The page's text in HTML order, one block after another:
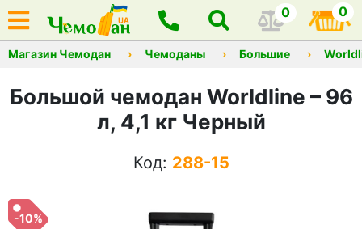
0 0
Магазин Чемодан Чемоданы Большие
Большой чемодан Worldline – 96
л, 4,1 кг Черный
Код: 288-15
-10%